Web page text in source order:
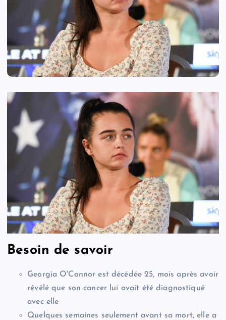
Besoin de savoir
Georgia O'Connor est décédée 25, mois après avoir
révélé que son cancer lui avait été diagnostiqué
avec elle
Quelques semaines seulement avant sa mort, elle a